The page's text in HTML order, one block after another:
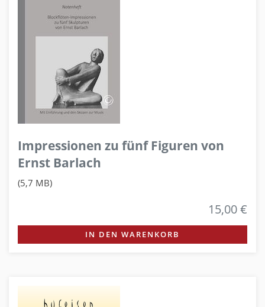
Impressionen zu fünf Figuren von
Ernst Barlach
(5,7 MB)
15,00 €
IN DEN WARENKORB